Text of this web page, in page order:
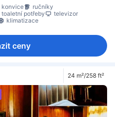
konvice
ručníky
toaletní potřeby
televizor
klimatizace
ceny
24 m²/258 ft²